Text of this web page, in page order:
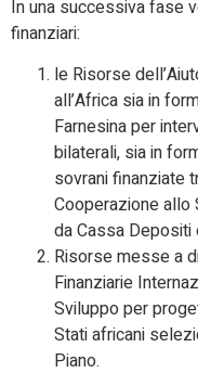
In una successiva fase
finanziari:
le Risorse
all’Africa sia in
Farnesina per
bilaterali, sia in
sovrani finanziate
Cooperazione
da Cassa Depositi
Risorse messe a
Finanziarie
Sviluppo per
Stati africani
Piano.